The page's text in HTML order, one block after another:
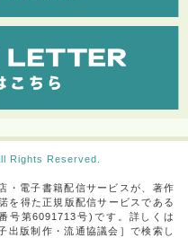
Rights Reserved.
・電子書籍配信サービスが、著作
を得た正規版配信サービスである
号第6091713号)です。詳しくは
出版制作・流通協議会］で検索し